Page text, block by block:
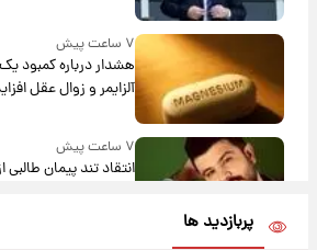
۷ ساعت پیش
هشدار درباره کمبود
آلزایمر و زوال عقل
۷ ساعت پیش
انتقاد تند پیمان
پربازدید ها